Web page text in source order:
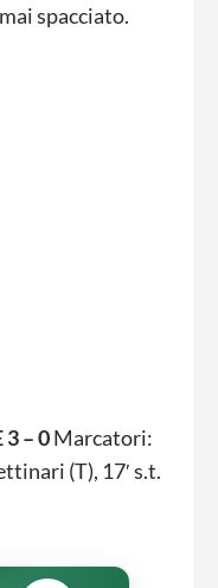
spacciato.
3 – 0Marcatori:
(T), 17′ s.t.